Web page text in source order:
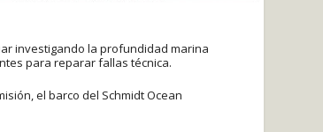
investigando la profundidad marina
para reparar fallas técnica.
el barco del Schmidt Ocean